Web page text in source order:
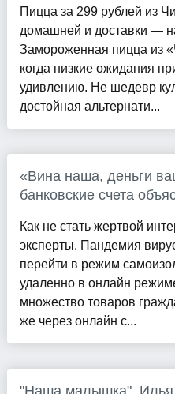
Пицца за 299 рублей из
домашней и доставки —
Замороженная пицца из
когда низкие ожидания
удивлению. Не шедевр
достойная альтернати...
«Вина наша, деньги
банковские счета
Как не стать жертвой
эксперты. Пандемия
перейти в режим
удаленно в онлайн
множество товаров
же через онлайн с...
"Наша малышка". Илья